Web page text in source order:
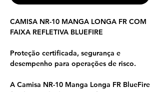
CAMISA NR-10 MANGA LONGA FR COM
FAIXA REFLETIVA BLUEFIRE
Proteção certificada, segurança e
desempenho para operações de risco.
A Camisa NR-10 Manga Longa FR BlueFire